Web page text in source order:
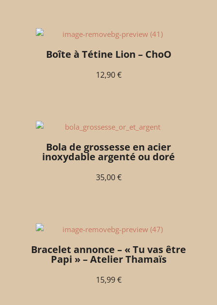
Boîte à Tétine Lion – ChoO
12,90€
Bola de grossesse en acier
inoxydable argenté ou doré
35,00€
Bracelet annonce – « Tu vas être
Papi » – Atelier Thamaïs
15,99€